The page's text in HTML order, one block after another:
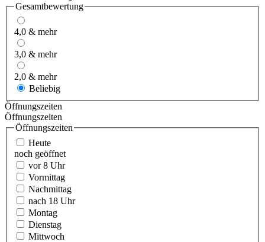
Gesamtbewertung
4,0 & mehr
3,0 & mehr
2,0 & mehr
Beliebig
Öffnungszeiten
Öffnungszeiten
Öffnungszeiten
Heute
noch geöffnet
vor 8 Uhr
Vormittag
Nachmittag
nach 18 Uhr
Montag
Dienstag
Mittwoch